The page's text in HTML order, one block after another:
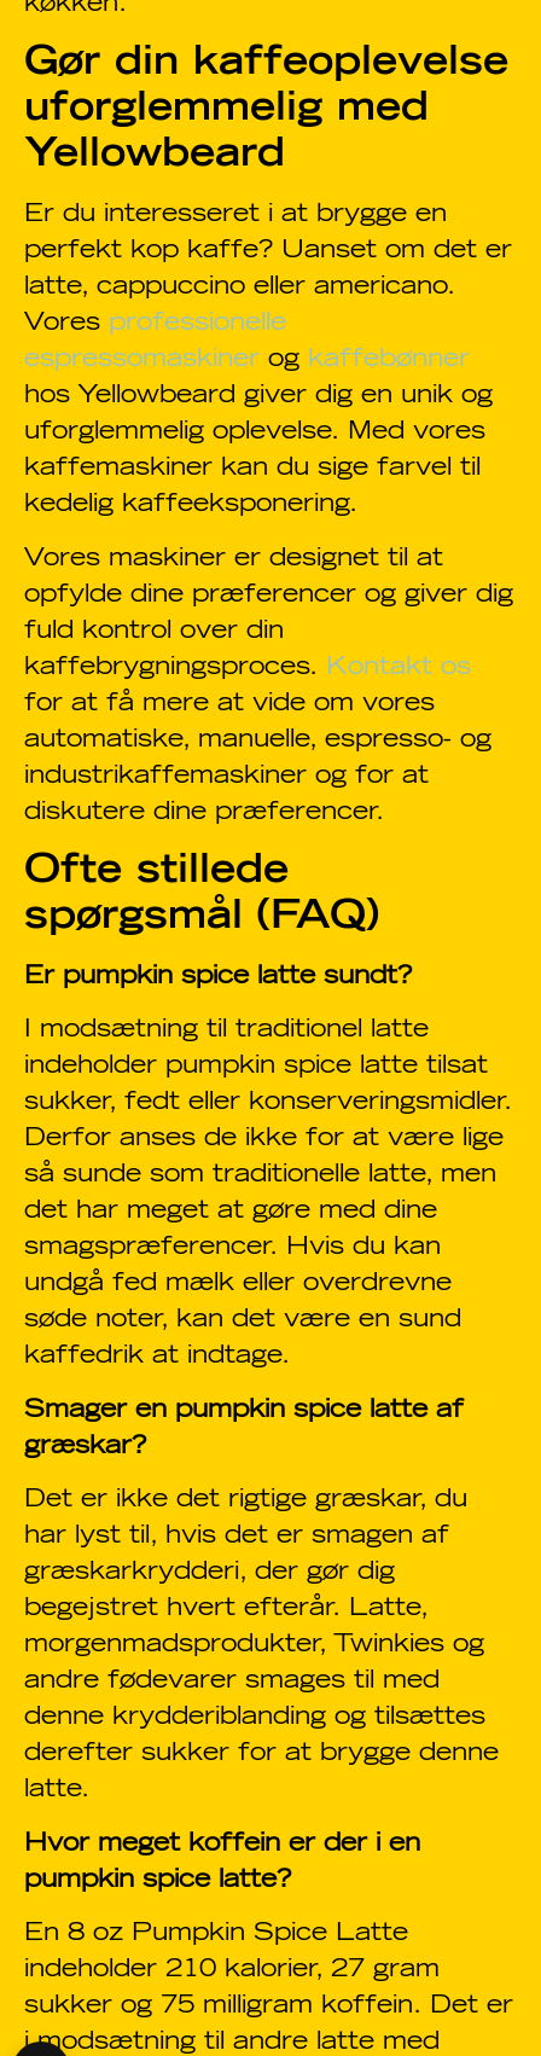
Gør din kaffeoplevelse
uforglemmelig med
Yellowbeard
Er du interesseret i at brygge en
perfekt kop kaffe? Uanset om det er
latte, cappuccino eller americano.
Vores professionelle
espressomaskiner og kaffebønner
hos Yellowbeard giver dig en unik og
uforglemmelig oplevelse. Med vores
kaffemaskiner kan du sige farvel til
kedelig kaffeeksponering.
Vores maskiner er designet til at
opfylde dine præferencer og giver dig
fuld kontrol over din
kaffebrygningsproces. Kontakt os
for at få mere at vide om vores
automatiske, manuelle, espresso- og
industrikaffemaskiner og for at
diskutere dine præferencer.
Ofte stillede
spørgsmål (FAQ)
Er pumpkin spice latte sundt?
I modsætning til traditionel latte
indeholder pumpkin spice latte tilsat
sukker, fedt eller konserveringsmidler.
Derfor anses de ikke for at være lige
så sunde som traditionelle latte, men
det har meget at gøre med dine
smagspræferencer. Hvis du kan
undgå fed mælk eller overdrevne
søde noter, kan det være en sund
kaffedrik at indtage.
Smager en pumpkin spice latte af
græskar?
Det er ikke det rigtige græskar, du
har lyst til, hvis det er smagen af
græskarkrydderi, der gør dig
begejstret hvert efterår. Latte,
morgenmadsprodukter, Twinkies og
andre fødevarer smages til med
denne krydderiblanding og tilsættes
derefter sukker for at brygge denne
latte.
Hvor meget koffein er der i en
pumpkin spice latte?
En 8 oz Pumpkin Spice Latte
indeholder 210 kalorier, 27 gram
sukker og 75 milligram koffein. Det er
i modsætning til andre latte med